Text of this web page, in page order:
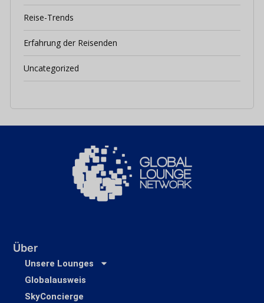
Reise-Trends
Erfahrung der Reisenden
Uncategorized
Über
Unsere Lounges
Globalausweis
SkyConcierge